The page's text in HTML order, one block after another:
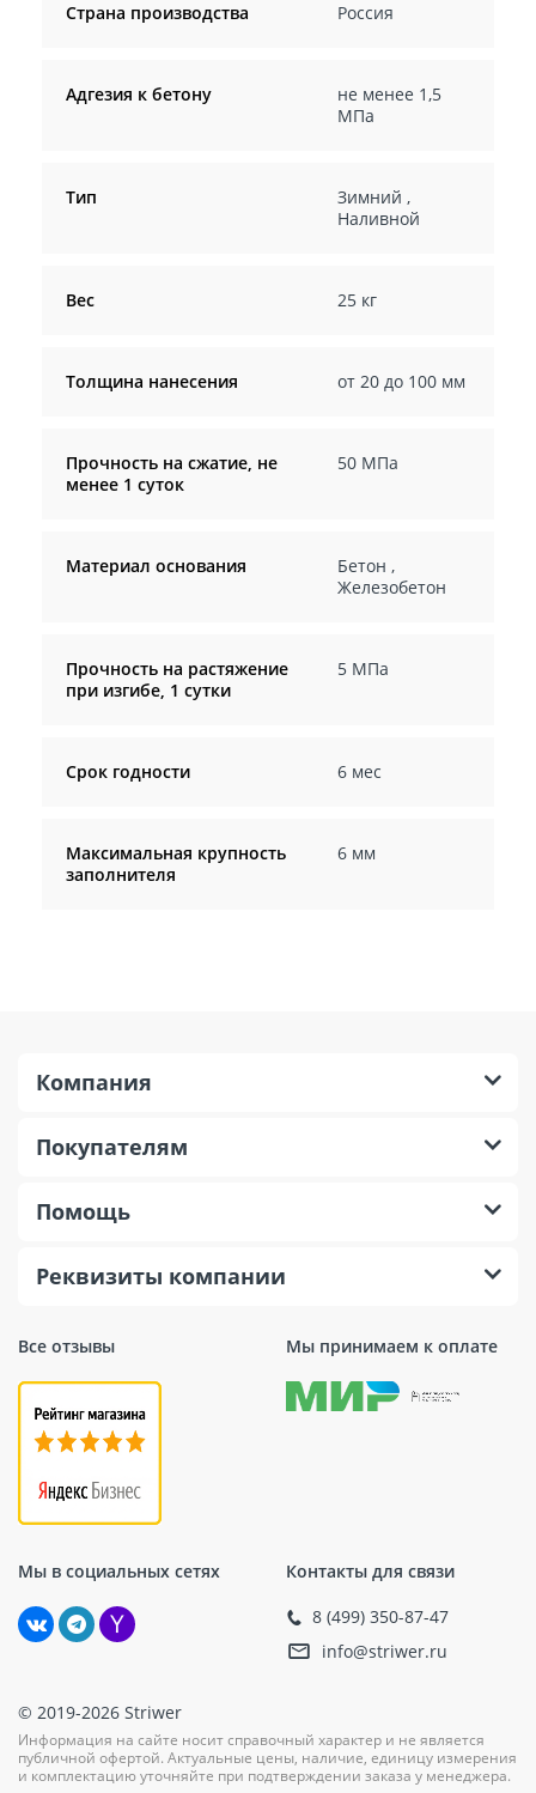
Страна производства Россия
Адгезия к бетону
не менее 1,5
МПа
Тип Зимний ,
Наливной
Вес 25 кг
Толщина нанесения от 20 до 100 мм
Прочность на сжатие, не
менее 1 суток
50 МПа
Материал основания Бетон ,
Железобетон
Прочность на растяжение
при изгибе, 1 сутки
5 МПа
Срок годности 6 мес
Максимальная крупность
заполнителя
6 мм
Все отзывы Мы принимаем к оплате
Мы в социальных сетях Контакты для связи
8 (499) 350-87-47
info@striwer.ru
Компания
Покупателям
Помощь
Реквизиты компании
© 2019-2026 Striwer
Информация на сайте носит справочный характер и не является
публичной офертой. Актуальные цены, наличие, единицу измерения
и комплектацию уточняйте при подтверждении заказа у менеджера.